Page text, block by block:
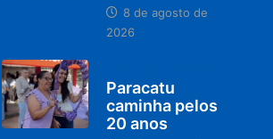
8 de agosto de
2026
Paracatu
caminha pelos
20 anos